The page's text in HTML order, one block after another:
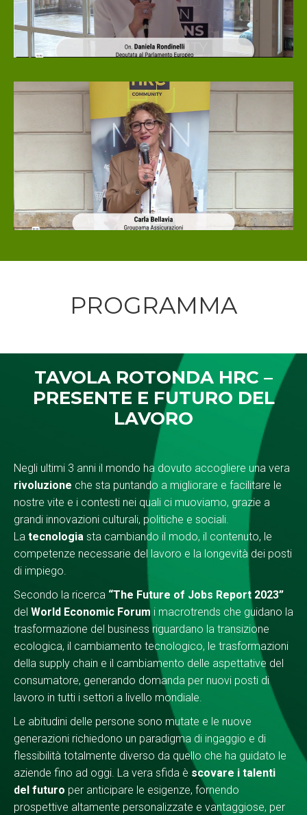
PROGRAMMA
TAVOLA ROTONDA HRC –
PRESENTE E FUTURO DEL
LAVORO
Negli ultimi 3 anni il mondo ha dovuto accogliere una vera
rivoluzione che sta puntando a migliorare e facilitare le
nostre vite e i contesti nei quali ci muoviamo, grazie a
grandi innovazioni culturali, politiche e sociali.
La tecnologia sta cambiando il modo, il contenuto, le
competenze necessarie del lavoro e la longevità dei posti
di impiego.
Secondo la ricerca “The Future of Jobs Report 2023”
del World Economic Forum i macrotrends che guidano la
trasformazione del business riguardano la transizione
ecologica, il cambiamento tecnologico, le trasformazioni
della supply chain e il cambiamento delle aspettative del
consumatore, generando domanda per nuovi posti di
lavoro in tutti i settori a livello mondiale.
Le abitudini delle persone sono mutate e le nuove
generazioni richiedono un paradigma di ingaggio e di
flessibilità totalmente diverso da quello che ha guidato le
aziende fino ad oggi. La vera sfida è scovare i talenti
del futuro per anticipare le esigenze, fornendo
prospettive altamente personalizzate e vantaggiose, per